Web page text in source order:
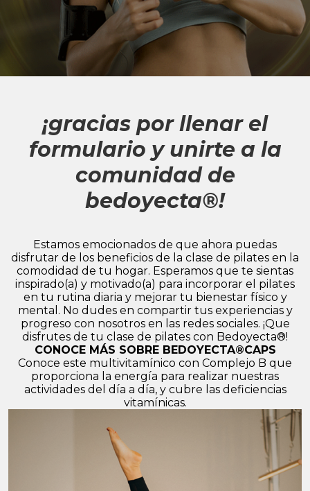
¡gracias por llenar el
formulario y unirte a la
comunidad de
bedoyecta®!
Estamos emocionados de que ahora puedas
disfrutar de los beneficios de la clase de pilates en la
comodidad de tu hogar. Esperamos que te sientas
inspirado(a) y motivado(a) para incorporar el pilates
en tu rutina diaria y mejorar tu bienestar físico y
mental. No dudes en compartir tus experiencias y
progreso con nosotros en las redes sociales. ¡Que
disfrutes de tu clase de pilates con Bedoyecta®!
CONOCE MÁS SOBRE BEDOYECTA®CAPS
Conoce este multivitamínico con Complejo B que
proporciona la energía para realizar nuestras
actividades del día a día, y cubre las deficiencias
vitamínicas.